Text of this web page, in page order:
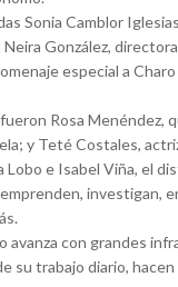
Sonia Camblor
González,
especial a
Rosa Menéndez,
y Teté Costales,
Lobo e Isabel Viña, el
investigan,
avanza con grandes
su trabajo diario,